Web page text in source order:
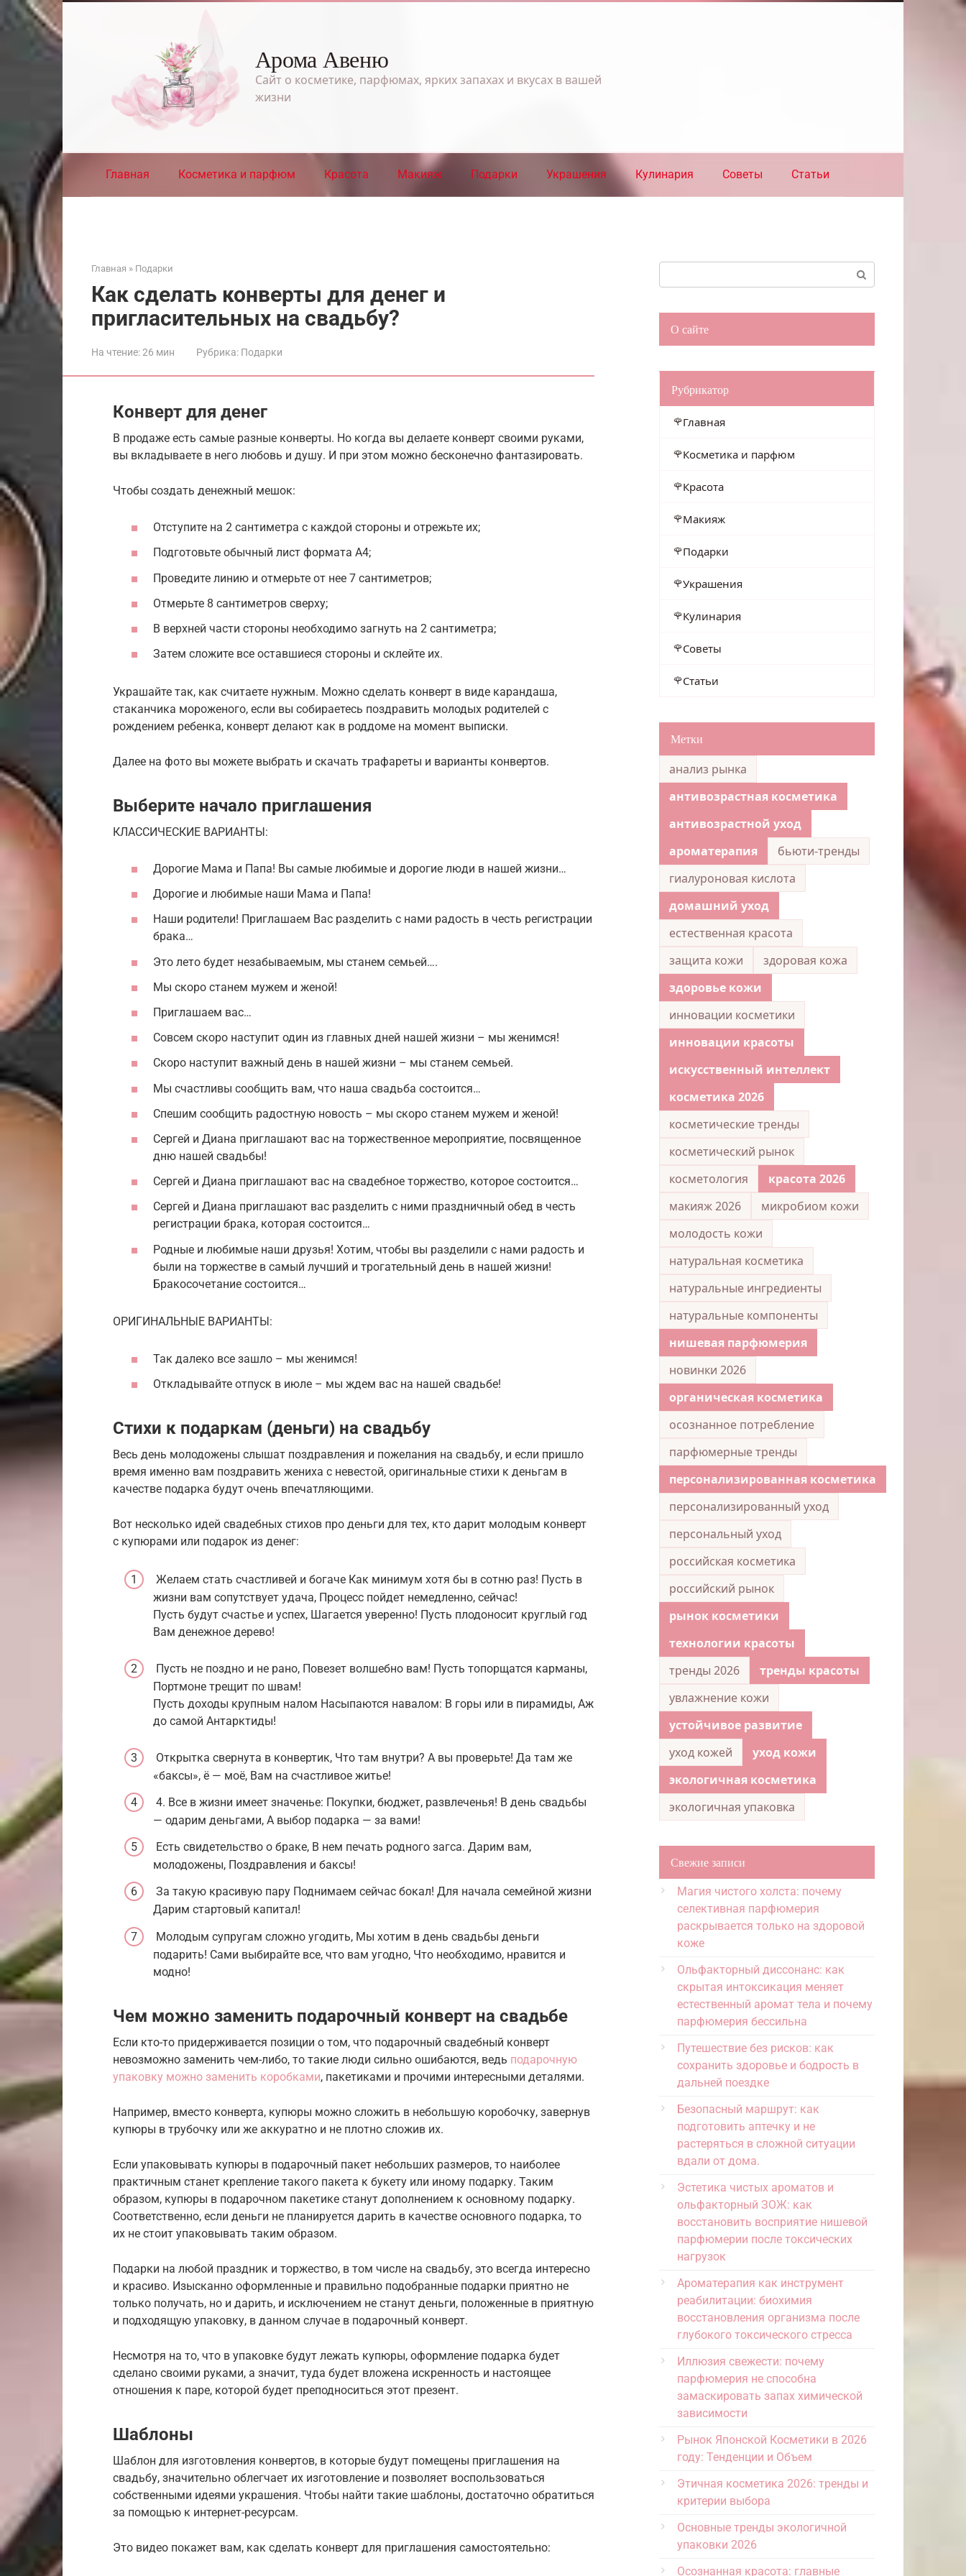
Перейти
к
контенту
Арома Авеню
Сайт о косметике, парфюмах, ярких запахах и вкусах в вашей
жизни
Главная Косметика и парфюм Красота Макияж Подарки Украшения Кулинария Советы Статьи
Главная » Подарки
Как сделать конверты для денег и
пригласительных на свадьбу?
На чтение:26 мин Рубрика: Подарки
Конверт для денег
В продаже есть самые разные конверты. Но когда вы делаете конверт своими руками,
вы вкладываете в него любовь и душу. И при этом можно бесконечно фантазировать.
Чтобы создать денежный мешок:
Отступите на 2 сантиметра с каждой стороны и отрежьте их;
Подготовьте обычный лист формата А4;
Проведите линию и отмерьте от нее 7 сантиметров;
Отмерьте 8 сантиметров сверху;
В верхней части стороны необходимо загнуть на 2 сантиметра;
Затем сложите все оставшиеся стороны и склейте их.
Украшайте так, как считаете нужным. Можно сделать конверт в виде карандаша,
стаканчика мороженого, если вы собираетесь поздравить молодых родителей с
рождением ребенка, конверт делают как в роддоме на момент выписки.
Далее на фото вы можете выбрать и скачать трафареты и варианты конвертов.
Выберите начало приглашения
КЛАССИЧЕСКИЕ ВАРИАНТЫ:
Дорогие Мама и Папа! Вы самые любимые и дорогие люди в нашей жизни…
Дорогие и любимые наши Мама и Папа!
Наши родители! Приглашаем Вас разделить с нами радость в честь регистрации
брака…
Это лето будет незабываемым, мы станем семьей….
Мы скоро станем мужем и женой!
Приглашаем вас…
Совсем скоро наступит один из главных дней нашей жизни – мы женимся!
Скоро наступит важный день в нашей жизни – мы станем семьей.
Мы счастливы сообщить вам, что наша свадьба состоится…
Спешим сообщить радостную новость – мы скоро станем мужем и женой!
Сергей и Диана приглашают вас на торжественное мероприятие, посвященное
дню нашей свадьбы!
Сергей и Диана приглашают вас на свадебное торжество, которое состоится…
Сергей и Диана приглашают вас разделить с ними праздничный обед в честь
регистрации брака, которая состоится…
Родные и любимые наши друзья! Хотим, чтобы вы разделили с нами радость и
были на торжестве в самый лучший и трогательный день в нашей жизни!
Бракосочетание состоится…
ОРИГИНАЛЬНЫЕ ВАРИАНТЫ:
Так далеко все зашло – мы женимся!
Откладывайте отпуск в июле – мы ждем вас на нашей свадьбе!
Стихи к подаркам (деньги) на свадьбу
Весь день молодожены слышат поздравления и пожелания на свадьбу, и если пришло
время именно вам поздравить жениха с невестой, оригинальные стихи к деньгам в
качестве подарка будут очень впечатляющими.
Вот несколько идей свадебных стихов про деньги для тех, кто дарит молодым конверт
с купюрами или подарок из денег:
Желаем стать счастливей и богаче Как минимум хотя бы в сотню раз! Пусть в
жизни вам сопутствует удача, Процесс пойдет немедленно, сейчас!
Пусть будут счастье и успех, Шагается уверенно! Пусть плодоносит круглый год
Вам денежное дерево!
Пусть не поздно и не рано, Повезет волшебно вам! Пусть топорщатся карманы,
Портмоне трещит по швам!
Пусть доходы крупным налом Насыпаются навалом: В горы или в пирамиды, Аж
до самой Антарктиды!
Открытка свернута в конвертик, Что там внутри? А вы проверьте! Да там же
«баксы», ё — моё, Вам на счастливое житье!
4. Все в жизни имеет значенье: Покупки, бюджет, развлеченья! В день свадьбы
— одарим деньгами, А выбор подарка — за вами!
Есть свидетельство о браке, В нем печать родного загса. Дарим вам,
молодожены, Поздравления и баксы!
За такую красивую пару Поднимаем сейчас бокал! Для начала семейной жизни
Дарим стартовый капитал!
Молодым супругам сложно угодить, Мы хотим в день свадьбы деньги
подарить! Сами выбирайте все, что вам угодно, Что необходимо, нравится и
модно!
Чем можно заменить подарочный конверт на свадьбе
Если кто-то придерживается позиции о том, что подарочный свадебный конверт
невозможно заменить чем-либо, то такие люди сильно ошибаются, ведь подарочную
упаковку можно заменить коробками, пакетиками и прочими интересными деталями.
Например, вместо конверта, купюры можно сложить в небольшую коробочку, завернув
купюры в трубочку или же аккуратно и не плотно сложив их.
Если упаковывать купюры в подарочный пакет небольших размеров, то наиболее
практичным станет крепление такого пакета к букету или иному подарку. Таким
образом, купюры в подарочном пакетике станут дополнением к основному подарку.
Соответственно, если деньги не планируется дарить в качестве основного подарка, то
их не стоит упаковывать таким образом.
Подарки на любой праздник и торжество, в том числе на свадьбу, это всегда интересно
и красиво. Изысканно оформленные и правильно подобранные подарки приятно не
только получать, но и дарить, и исключением не станут деньги, положенные в приятную
и подходящую упаковку, в данном случае в подарочный конверт.
Несмотря на то, что в упаковке будут лежать купюры, оформление подарка будет
сделано своими руками, а значит, туда будет вложена искренность и настоящее
отношения к паре, которой будет преподноситься этот презент.
Шаблоны
Шаблон для изготовления конвертов, в которые будут помещены приглашения на
свадьбу, значительно облегчает их изготовление и позволяет воспользоваться
собственными идеями украшения. Чтобы найти такие шаблоны, достаточно обратиться
за помощью к интернет-ресурсам.
Это видео покажет вам, как сделать конверт для приглашения самостоятельно:
О сайте
Рубрикатор
Главная
Косметика и парфюм
Красота
Макияж
Подарки
Украшения
Кулинария
Советы
Статьи
Метки
анализ рынка
антивозрастная косметика
антивозрастной уход
ароматерапия
бьюти-тренды
гиалуроновая кислота
домашний уход
естественная красота
защита кожи
здоровая кожа
здоровье кожи
инновации косметики
инновации красоты
искусственный интеллект
косметика 2026
косметические тренды
косметический рынок
косметология
красота 2026
макияж 2026
микробиом кожи
молодость кожи
натуральная косметика
натуральные ингредиенты
натуральные компоненты
нишевая парфюмерия
новинки 2026
органическая косметика
осознанное потребление
парфюмерные тренды
персонализированная косметика
персонализированный уход
персональный уход
российская косметика
российский рынок
рынок косметики
технологии красоты
тренды 2026
тренды красоты
увлажнение кожи
устойчивое развитие
уход кожей
уход кожи
экологичная косметика
экологичная упаковка
Свежие записи
Магия чистого холста: почему
селективная парфюмерия
раскрывается только на здоровой
коже
Ольфакторный диссонанс: как
скрытая интоксикация меняет
естественный аромат тела и почему
парфюмерия бессильна
Путешествие без рисков: как
сохранить здоровье и бодрость в
дальней поездке
Безопасный маршрут: как
подготовить аптечку и не
растеряться в сложной ситуации
вдали от дома.
Эстетика чистых ароматов и
ольфакторный ЗОЖ: как
восстановить восприятие нишевой
парфюмерии после токсических
нагрузок
Ароматерапия как инструмент
реабилитации: биохимия
восстановления организма после
глубокого токсического стресса
Иллюзия свежести: почему
парфюмерия не способна
замаскировать запах химической
зависимости
Рынок Японской Косметики в 2026
году: Тенденции и Объем
Этичная косметика 2026: тренды и
критерии выбора
Основные тренды экологичной
упаковки 2026
Осознанная красота: главные